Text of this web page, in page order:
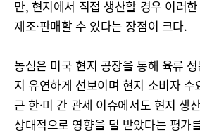
만, 현지에서 직접 생산할 경우 이러
제조·판매할 수 있다는 장점이 크다.
농심은 미국 현지 공장을 통해 육류
지 유연하게 선보이며 현지 소비자 수
근 한·미 간 관세 이슈에서도 현지 생
상대적으로 영향을 덜 받았다는 평가